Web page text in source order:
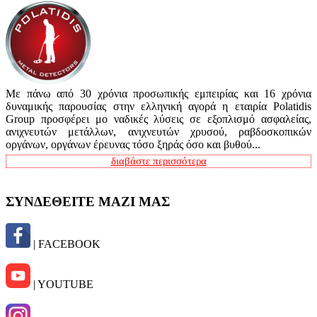
Με πάνω από 30 χρόνια προσωπικής εμπειρίας και 16 χρόνια
δυναμικής παρουσίας στην ελληνική αγορά η εταιρία Polatidis
Group προσφέρει μο ναδικές λύσεις σε εξοπλισμό ασφαλείας,
ανιχνευτών μετάλλων, ανιχνευτών χρυσού, ραβδοσκοπικών
οργάνων, οργάνων έρευνας τόσο ξηράς όσο και βυθού...
διαβάστε περισσότερα
ΣΥΝΔΕΘΕΙΤΕ ΜΑΖΙ ΜΑΣ
| FACEBOOK
| YOUTUBE